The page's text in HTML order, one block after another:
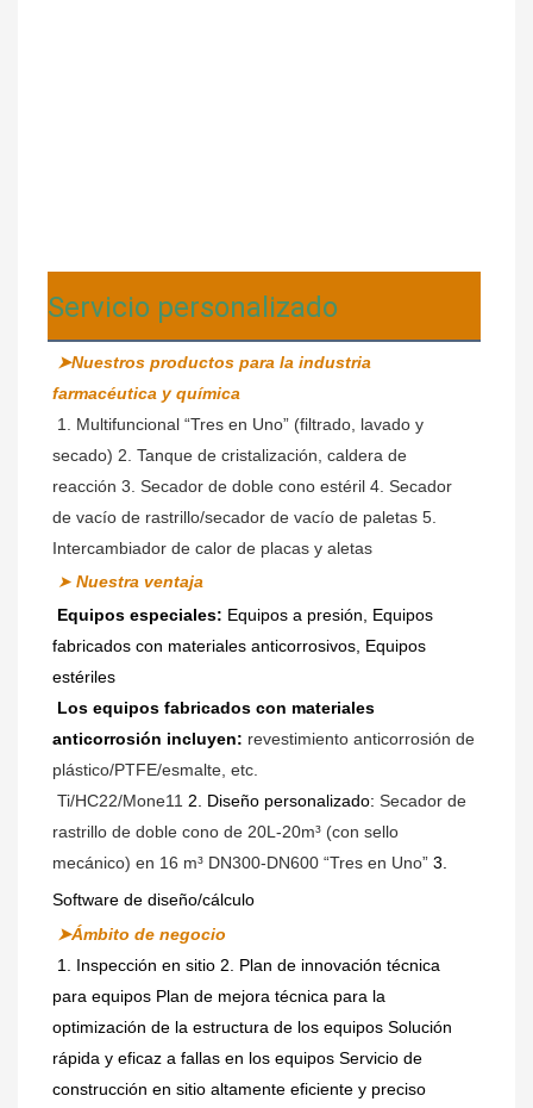
Servicio personalizado
➤Nuestros productos para la industria
farmacéutica y química
1. Multifuncional “Tres en Uno” (filtrado, lavado y
secado) 2. Tanque de cristalización, caldera de
reacción 3. Secador de doble cono estéril 4. Secador
de vacío de rastrillo/secador de vacío de paletas 5.
Intercambiador de calor de placas y aletas
➤ Nuestra ventaja
Equipos especiales: Equipos a presión, Equipos
fabricados con materiales anticorrosivos, Equipos
estériles
Los equipos fabricados con materiales
anticorrosión incluyen: revestimiento anticorrosión de
plástico/PTFE/esmalte, etc.
Ti/HC22/Mone11 2. Diseño personalizado: Secador de
rastrillo de doble cono de 20L-20m³ (con sello
mecánico) en 16 m³ DN300-DN600 “Tres en Uno” 3.
Software de diseño/cálculo
➤Ámbito de negocio
1. Inspección en sitio 2. Plan de innovación técnica
para equipos Plan de mejora técnica para la
optimización de la estructura de los equipos Solución
rápida y eficaz a fallas en los equipos Servicio de
construcción en sitio altamente eficiente y preciso